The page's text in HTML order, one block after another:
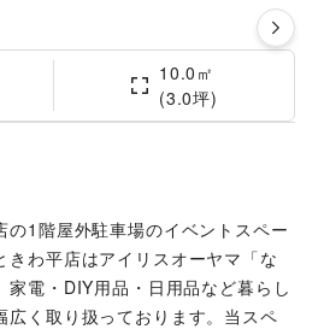
10.0㎡
(3.0坪)
の1階屋外駐車場のイベントスペー
きわ平店はアイリスオーヤマ「な
家電・DIY用品・日用品など暮らし
広く取り扱っております。当スペ